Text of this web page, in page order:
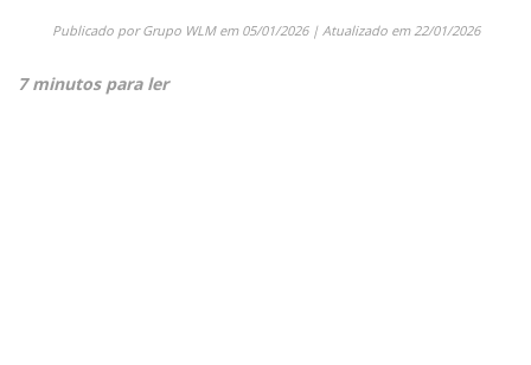
Publicado porGrupo WLMem 05/01/2026| Atualizado em22/01/2026
7 minutos para ler